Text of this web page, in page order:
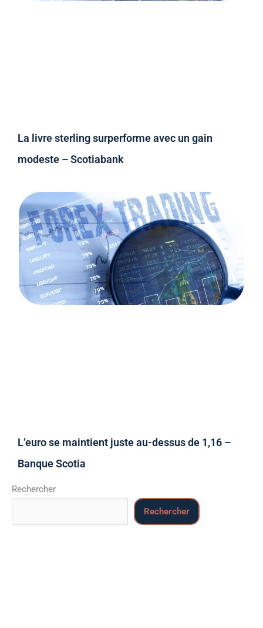
La livre sterling surperforme avec un gain
modeste – Scotiabank
L’euro se maintient juste au-dessus de 1,16 –
Banque Scotia
Rechercher
Rechercher